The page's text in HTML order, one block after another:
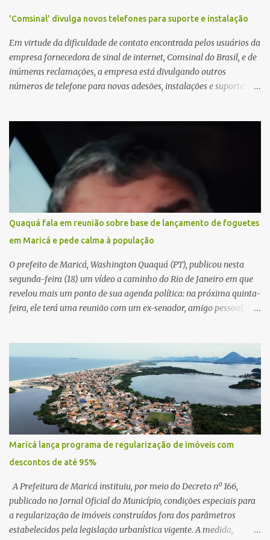
'Comsinal' divulga novos telefones para suporte e instalação
Em virtude da dificuldade de contato encontrada pelos usuários da
empresa fornecedora de sinal de internet, Comsinal do Brasil, e de
inúmeras reclamações, a empresa está divulgando outros
números de telefone para novas adesões, instalações e suporte
Quaquá fala em reunião sobre base de lançamento de foguetes
em Maricá e pede calma à população
O prefeito de Maricá, Washington Quaquá (PT), publicou nesta
segunda-feira (18) um vídeo a caminho do Rio de Janeiro em que
revelou mais um ponto de sua agenda política: na próxima quinta-
feira, ele terá uma reunião com um ex-senador, amigo pessoal,
atenção pela ousadia do projeto, que colocaria Maricá em um
novo patamar de visibilidade tecnológica e estratégica. Segundo
Quaquá, a conversa será o início de um debate maior sobre a
viabilidade dessa estrutura na cidade. Durante o vídeo, o prefeito
também respondeu às críticas que vem recebendo. Segundo ele,
muitas pessoas estão dizendo que promete muito, mas não estaria
entregando resultados imediatos. Quaquá pediu paciência e
garantiu que os frutos começarão a aparecer em breve. “O pessoal
fala que eu prometo muito, mas não faço nada. Eu digo: calma.
Vocês Esperam, daqui a um ano o que será feito em Mari...
Maricá lança programa de regularização de imóveis com
descontos de até 95%
A Prefeitura de Maricá instituiu, por meio do Decreto nº 166,
publicado no Jornal Oficial do Município, condições especiais para
a regularização de imóveis construídos fora dos parâmetros
estabelecidos pela legislação urbanística vigente. A medida,